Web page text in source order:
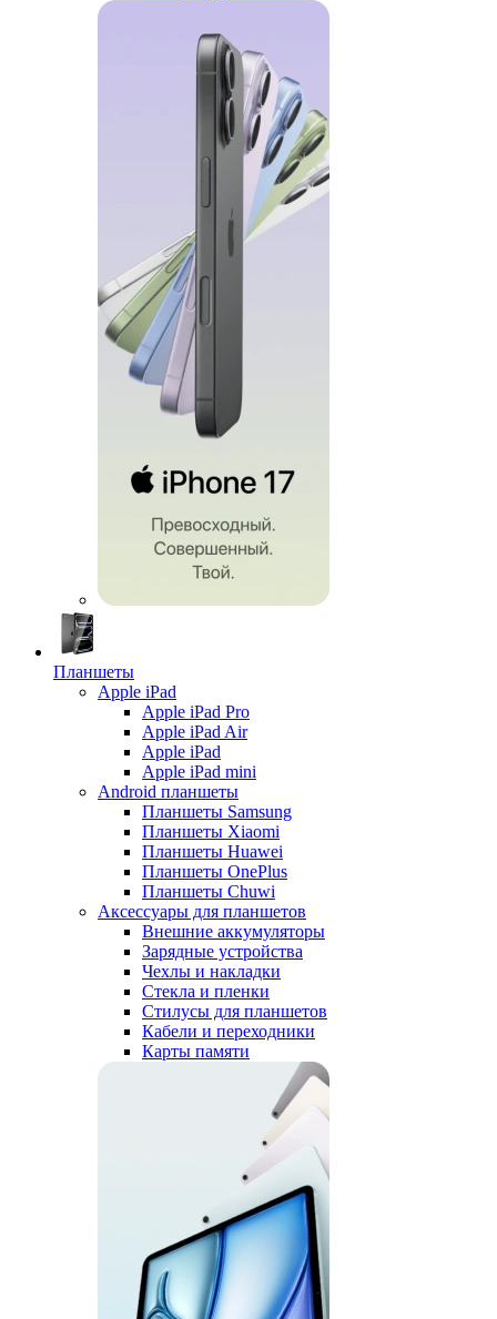
Планшеты
Apple iPad
Apple iPad Pro
Apple iPad Air
Apple iPad
Apple iPad mini
Android планшеты
Планшеты Samsung
Планшеты Xiaomi
Планшеты Huawei
Планшеты OnePlus
Планшеты Chuwi
Аксессуары для планшетов
Внешние аккумуляторы
Зарядные устройства
Чехлы и накладки
Стекла и пленки
Стилусы для планшетов
Кабели и переходники
Карты памяти